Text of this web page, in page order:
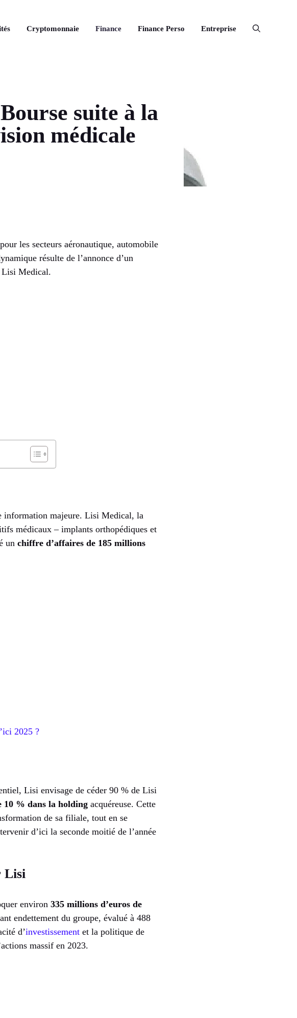
Cryptomonnaie Finance Finance Perso Entreprise
suite à la
médicale
les secteurs aéronautique, automobile
résulte de l’annonce d’un
Lisi Medical.
information majeure. Lisi Medical, la
médicaux – implants orthopédiques et
un chiffre d’affaires de 185 millions
2025 ?
Lisi envisage de céder 90 % de Lisi
% dans la holding acquéreuse. Cette
de sa filiale, tout en se
d’ici la seconde moitié de l’année
Lisi
environ 335 millions d’euros de
endettement du groupe, évalué à 488
d’investissement et la politique de
massif en 2023.